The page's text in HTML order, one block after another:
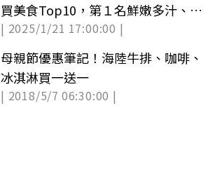
買美食Top10，第１名鮮嫩多汁、冷
掉也好吃
| 2025/1/21 17:00:00 |
母親節優惠筆記！海陸牛排、咖啡、
冰淇淋買一送一
| 2018/5/7 06:30:00 |